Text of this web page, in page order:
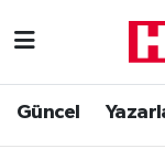
Güncel
Güncel
Muğla